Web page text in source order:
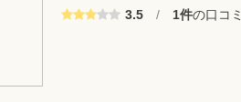
3.5 / 1件の口コミ